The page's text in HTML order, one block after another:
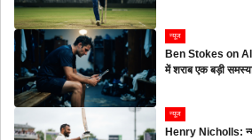
न्यूज
Ben Stokes on
में शराब एक बड़ी
न्यूज
Henry Nicholls: